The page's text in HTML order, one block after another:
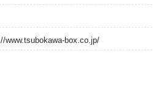
www.tsubokawa-box.co.jp/